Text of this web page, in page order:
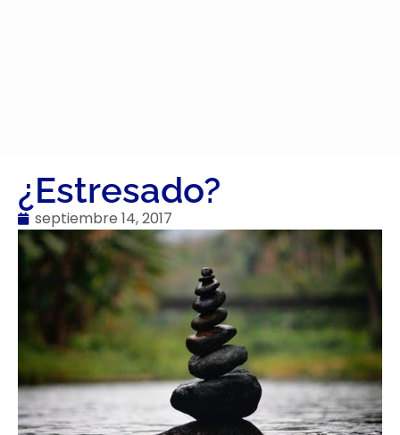
¿Estresado?
septiembre 14, 2017